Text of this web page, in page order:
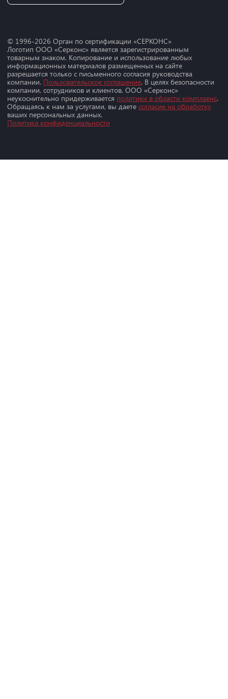
© 1996-2026 Орган по сертификации «СЕРКОНС»
Логотип ООО «Серконс» является зарегистрированным
товарным знаком. Копирование и использование любых
информационных материалов размещенных на сайте
разрешается только с письменного согласия руководства
компании. Пользовательское соглашение. В целях безопасности
компании, сотрудников и клиентов, ООО «Серконс»
неукоснительно придерживается политики в области комплаенс.
Обращаясь к нам за услугами, вы даете согласие на обработку
ваших персональных данных.
Политика конфиденциальности